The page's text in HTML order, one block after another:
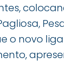
o novo